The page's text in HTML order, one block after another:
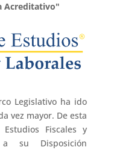
Acreditativo"
Legislativo ha ido
vez mayor. De esta
Fiscales y
a su Disposición